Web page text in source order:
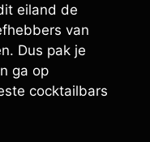
eiland de
van
Dus pak je
ga op
cocktailbars